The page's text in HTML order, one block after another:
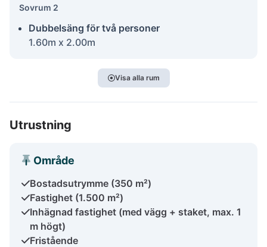
Sovrum 2
Dubbelsäng för två personer
1.60m x 2.00m
Visa alla rum
Utrustning
Område
Bostadsutrymme (350 m²)
Fastighet (1.500 m²)
Inhägnad fastighet (med vägg + staket, max. 1
m högt)
Fristående